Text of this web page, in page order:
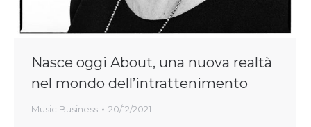
Nasce oggi About, una nuova realtà
nel mondo dell’intrattenimento
Music Business 20/12/2021